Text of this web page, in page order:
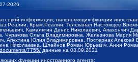
2026
информации, выполняющих функции
Крым.Реалии, Телеканал Настоящее
Камалягин Денис Николаевич, Апахончич
Ольга Владимировна, Железнова Мария
Апухтина Юлия Владимировна, Постернак
Николаевна, Шлейнов Роман Юрьевич, Анин
7755/ данные на 03.09.2021
функции иностранного агента: